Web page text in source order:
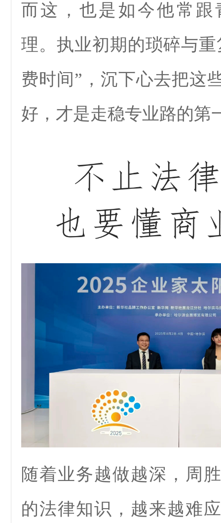
而这，也是如今他常跟
理。执业初期的琐碎与
费时间”，沉下心去把这
好，才是走稳专业路的第
随着业务越做越深，周
的法律知识，越来越难